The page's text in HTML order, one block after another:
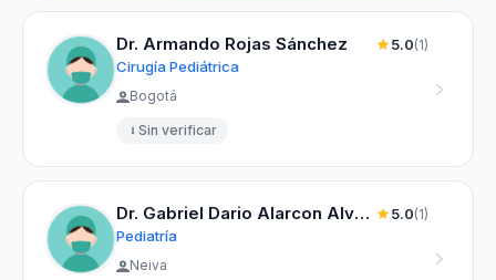
Dr. Armando Rojas Sánchez
Cirugía Pediátrica
5.0(1)
Bogotá
Sin verificar
Dr. Gabriel Dario Alarcon Alvarez
Pediatría
5.0(1)
Neiva